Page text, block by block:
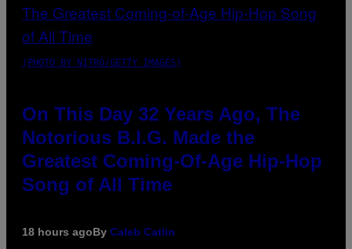
(PHOTO BY NITRO/GETTY IMAGES)
On This Day 32 Years Ago, The
Notorious B.I.G. Made the
Greatest Coming-Of-Age Hip-Hop
Song of All Time
18 hours agoBy Caleb Catlin